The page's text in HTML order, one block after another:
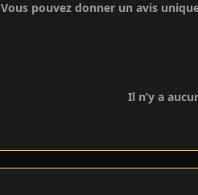
Vous pouvez donner un avis
Il n’y a